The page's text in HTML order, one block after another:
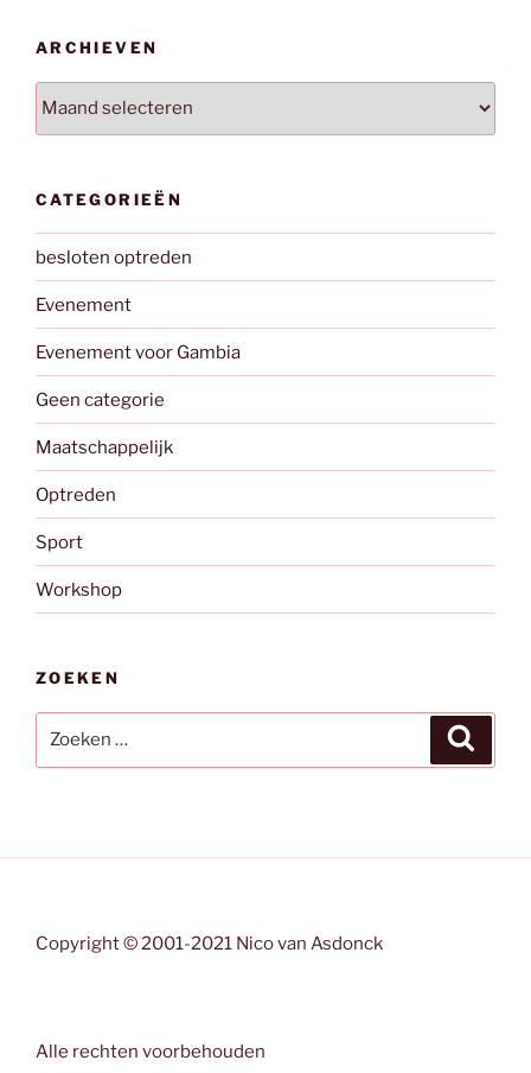
ARCHIEVEN
Archieven
CATEGORIEËN
besloten optreden
Evenement
Evenement voor Gambia
Geen categorie
Maatschappelijk
Optreden
Sport
Workshop
ZOEKEN
naar:
Copyright © 2001-2021 Nico van Asdonck
Alle rechten voorbehouden